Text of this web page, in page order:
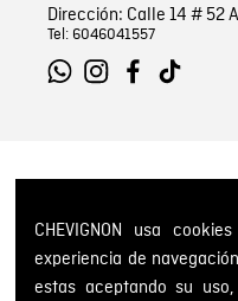
CHEVIGNON usa
experiencia de
estas aceptando su
Dirección: Calle 14 # 52
Tel: 6046041557
SOBRE NOSOTROS
Encuentra tu tienda